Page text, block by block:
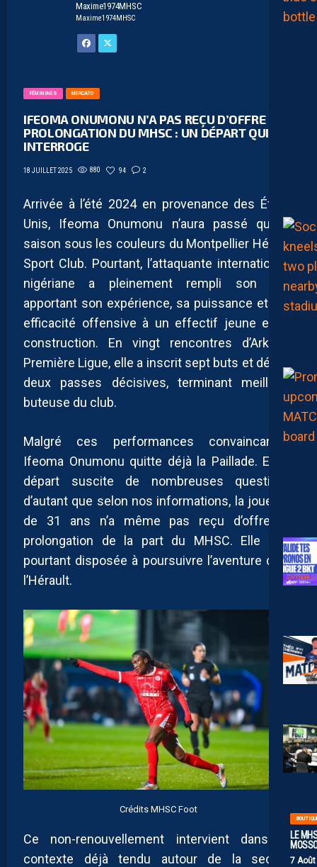
LE
7
Maxime1974MHSC
Maxime1974MHSC
FÉMININES MERCATO
IFEOMA ONUMONU N’A PAS REÇU D’OFFRE DE
PROLONGATION DU MHSC : UN DÉPART QUI
INTERROGE
18 JUILLET 2025 880 94 2
Arrivée à l’été 2024 en provenance des États-
Unis, Ifeoma Onumonu n’aura passé qu’une
saison sous les couleurs du Montpellier Hérault
Sport Club. Pourtant, l’attaquante internationale
nigériane a pleinement rempli son rôle,
apportant son expérience, sa puissance et son
efficacité offensive à un effectif jeune et en
construction. En vingt rencontres d’Arkema
Première Ligue, elle a inscrit sept buts et délivré
deux passes décisives, terminant meilleure
buteuse du club.
Malgré ces performances convaincantes,
Ifeoma Onumonu quitte déjà la Paillade. Et ce
départ suscite de nombreuses questions,
d’autant que selon nos informations, la joueuse
de 31 ans n’a même pas reçu d’offre de
prolongation de la part du MHSC. Elle était
pourtant disposée à poursuivre l’aventure dans
l’Hérault.
Crédits MHSC Foot
Ce non-renouvellement intervient dans un
contexte déjà tendu autour de la section